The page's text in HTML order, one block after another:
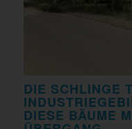
DIE SCHLINGE
DIESE BÄUME